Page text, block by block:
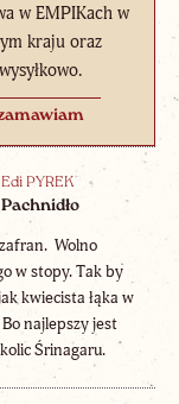
w EMPIKach w
kraju oraz
wysyłkowo.
Edi PYREK
Pachnidło
Wolno
w stopy. Tak by
kwiecista łąka w
najlepszy jest
Śrinagaru.